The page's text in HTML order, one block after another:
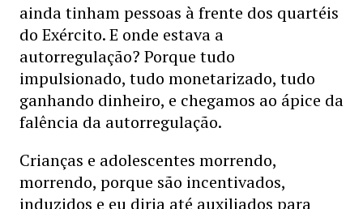
ainda tinham pessoas à frente dos quartéis
do Exército. E onde estava a
autorregulação? Porque tudo
impulsionado, tudo monetarizado, tudo
ganhando dinheiro, e chegamos ao ápice da
falência da autorregulação.
Crianças e adolescentes morrendo,
morrendo, porque são incentivados,
induzidos e eu diria até auxiliados para